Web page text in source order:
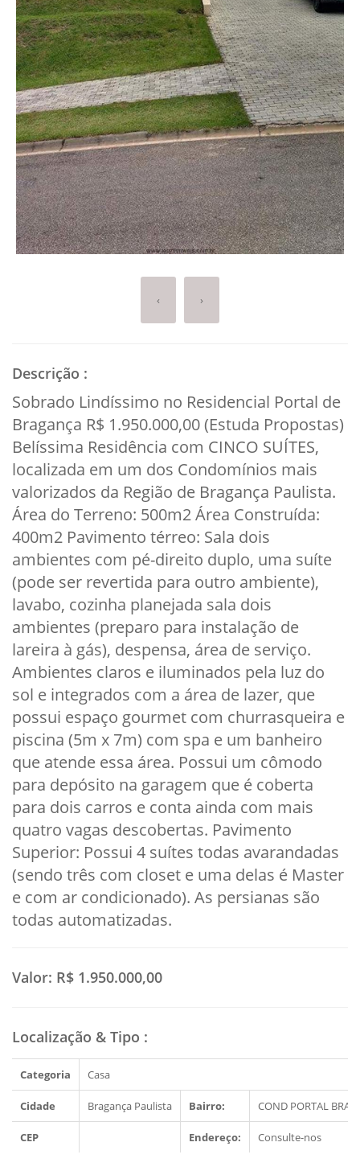
‹ ›
Descrição :
Sobrado Lindíssimo no Residencial Portal de
Bragança R$ 1.950.000,00 (Estuda Propostas)
Belíssima Residência com CINCO SUÍTES,
localizada em um dos Condomínios mais
valorizados da Região de Bragança Paulista.
Área do Terreno: 500m2 Área Construída:
400m2 Pavimento térreo: Sala dois
ambientes com pé-direito duplo, uma suíte
(pode ser revertida para outro ambiente),
lavabo, cozinha planejada sala dois
ambientes (preparo para instalação de
lareira à gás), despensa, área de serviço.
Ambientes claros e iluminados pela luz do
sol e integrados com a área de lazer, que
possui espaço gourmet com churrasqueira e
piscina (5m x 7m) com spa e um banheiro
que atende essa área. Possui um cômodo
para depósito na garagem que é coberta
para dois carros e conta ainda com mais
quatro vagas descobertas. Pavimento
Superior: Possui 4 suítes todas avarandadas
(sendo três com closet e uma delas é Master
e com ar condicionado). As persianas são
todas automatizadas.
Valor: R$ 1.950.000,00
Localização & Tipo :
Categoria Casa
Cidade Bragança Paulista Bairro: COND PORTAL
CEP Endereço: Consulte-nos